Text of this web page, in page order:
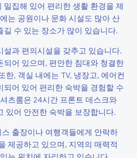
밀집해 있어 편리한 생활 환경을 제
는 공원이나 문화 시설도 많아 산
길 수 있는 장소가 많이 있습니다.
설과 편의시설을 갖추고 있습니다.
되어 있으며, 편안한 침대와 청결한
한, 객실 내에는 TV, 냉장고, 에어컨
되어 있어 편리한 숙박을 경험할 수
츠룸은 24시간 프론트 데스크와
있어 안전한 숙박을 보장합니다.
출장이나 여행객들에게 안락하
제공하고 있으며, 지역의 매력적